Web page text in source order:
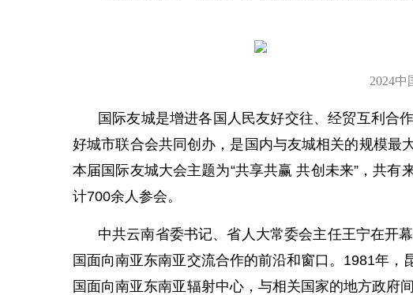
2024中
国际友城是增进各国人民友好交往、经贸互利合
好城市联合会共同创办，是国内与友城相关的规模最
本届国际友城大会主题为“共享共赢 共创未来”，共
计700余人参会。
中共云南省委书记、省人大常委会主任王宁在开
国面向南亚东南亚交流合作的前沿和窗口。1981年
国面向南亚东南亚辐射中心，与相关国家的地方政府